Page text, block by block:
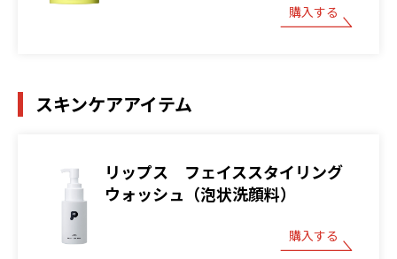
購入する
スキンケアアイテム
リップス フェイススタイリング
ウォッシュ（泡状洗顔料）
購入する